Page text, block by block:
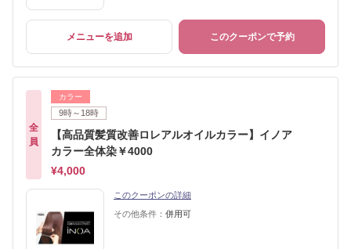
メニューを追加 このクーポンで予約
全
員
カラー
9時～18時
【高品質髪質改善ロレアルオイルカラー】イノア
カラー全体染￥4000
¥4,000
このクーポンの詳細
その他条件： 併用可